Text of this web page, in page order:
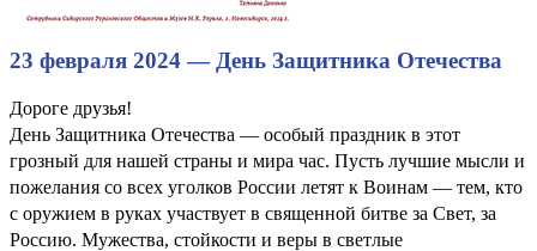
23 февраля 2024 — День Защитника Отечества
Дороге друзья!
День Защитника Отечества — особый праздник в этот
грозный для нашей страны и мира час. Пусть лучшие мысли и
пожелания со всех уголков России летят к Воинам — тем, кто
с оружием в руках участвует в священной битве за Свет, за
Россию. Мужества, стойкости и веры в светлые